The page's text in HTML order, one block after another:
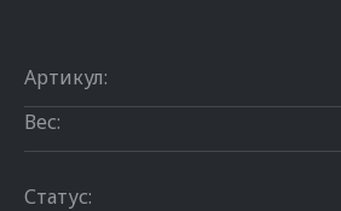
Артикул:
Вес:
Статус: